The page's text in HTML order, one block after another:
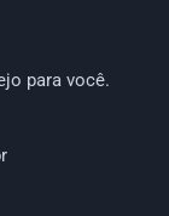
para você.